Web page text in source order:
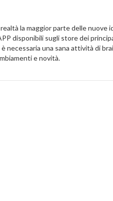
la maggior parte delle nuove
disponibili sugli store dei
necessaria una sana attività di
e novità.